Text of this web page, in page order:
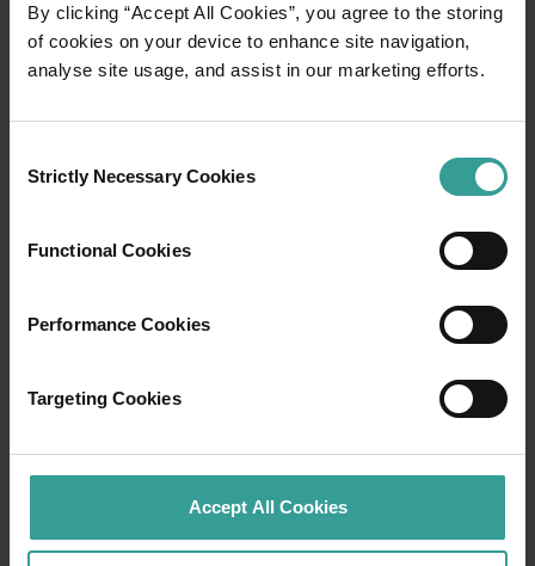
By clicking “Accept All Cookies”, you agree to the storing
of cookies on your device to enhance site navigation,
analyse site usage, and assist in our marketing efforts.
Selection
Strictly Necessary Cookies
Functional Cookies
Performance Cookies
Targeting Cookies
Accept All Cookies
01
Rasakan romansa jalanan terbuka dalam
Barat yang menawan.
Mulailah di Perth, ibu kota tercerah Australia
dan pusat budaya yang berkembang pesat.
Atraksi alam dan tempat makan yang imajinatif
menjadikannya pengantar yang indah untuk